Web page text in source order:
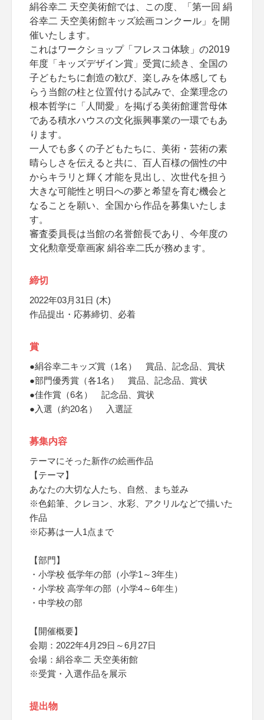
絹谷幸二 天空美術館では、この度、「第一回 絹
谷幸二 天空美術館キッズ絵画コンクール」を開
催いたします。
これはワークショップ「フレスコ体験」の2019
年度「キッズデザイン賞」受賞に続き、全国の
子どもたちに創造の歓び、楽しみを体感しても
らう当館の柱と位置付ける試みで、企業理念の
根本哲学に「人間愛」を掲げる美術館運営母体
である積水ハウスの文化振興事業の一環でもあ
ります。
一人でも多くの子どもたちに、美術・芸術の素
晴らしさを伝えると共に、百人百様の個性の中
からキラリと輝く才能を見出し、次世代を担う
大きな可能性と明日への夢と希望を育む機会と
なることを願い、全国から作品を募集いたしま
す。
審査委員長は当館の名誉館長であり、今年度の
文化勲章受章画家 絹谷幸二氏が務めます。
締切
2022年03月31日 (木)
作品提出・応募締切、必着
賞
●絹谷幸二キッズ賞（1名） 賞品、記念品、賞状
●部門優秀賞（各1名） 賞品、記念品、賞状
●佳作賞（6名） 記念品、賞状
●入選（約20名） 入選証
募集内容
テーマにそった新作の絵画作品
【テーマ】
あなたの大切な人たち、自然、まち並み
※色鉛筆、クレヨン、水彩、アクリルなどで描いた
作品
※応募は一人1点まで
【部門】
・小学校 低学年の部（小学1～3年生）
・小学校 高学年の部（小学4～6年生）
・中学校の部
【開催概要】
会期：2022年4月29日～6月27日
会場：絹谷幸二 天空美術館
※受賞・入選作品を展示
提出物